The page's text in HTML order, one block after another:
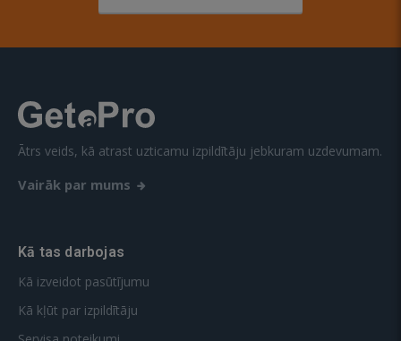
Ātrs veids, kā atrast uzticamu izpildītāju jebkuram uzdevumam.
Vairāk par mums
Kā tas darbojas
Kā izveidot pasūtījumu
Kā kļūt par izpildītāju